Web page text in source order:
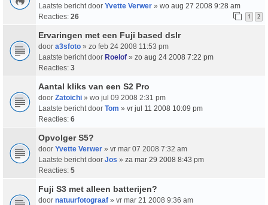
Laatste bericht door Yvette Verwer » wo aug 27 2008 9:28 am
Reacties: 26 1 2
Ervaringen met een Fuji based dslr
door a3sfoto » zo feb 24 2008 11:53 pm
Laatste bericht door Roelof » zo aug 24 2008 7:22 pm
Reacties: 3
Aantal kliks van een S2 Pro
door Zatoichi » wo jul 09 2008 2:31 pm
Laatste bericht door Tom » vr jul 11 2008 10:09 pm
Reacties: 6
Opvolger S5?
door Yvette Verwer » vr mar 07 2008 7:32 am
Laatste bericht door Jos » za mar 29 2008 8:43 pm
Reacties: 5
Fuji S3 met alleen batterijen?
door natuurfotograaf » vr mar 21 2008 9:36 am